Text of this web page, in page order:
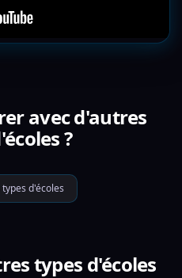
avec d'autres
?
d'écoles
types d'écoles